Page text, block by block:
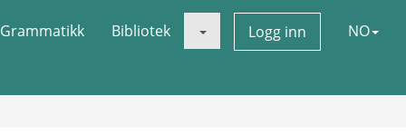
Grammatikk Bibliotek Logg inn NO